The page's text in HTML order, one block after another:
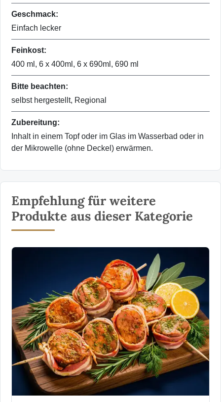
Geschmack:
Einfach lecker
Feinkost:
400 ml, 6 x 400ml, 6 x 690ml, 690 ml
Bitte beachten:
selbst hergestellt, Regional
Zubereitung:
Inhalt in einem Topf oder im Glas im Wasserbad oder in
der Mikrowelle (ohne Deckel) erwärmen.
Empfehlung für weitere
Produkte aus dieser Kategorie